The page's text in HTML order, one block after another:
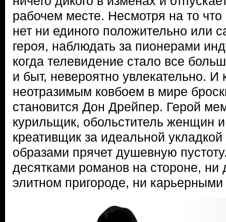
рабочем месте. Несмотря на то
нет ни единого положительно или
героя, наблюдать за пионерами
когда телевидение стало все
и быт, невероятно увлекательно.
неотразимым ковбоем в мире
становится Дон Дрейпер. Герой
курильщик, обольститель женщин
креативщик за идеальной
образами прячет душевную
десятками романов на стороне,
элитном пригороде, ни